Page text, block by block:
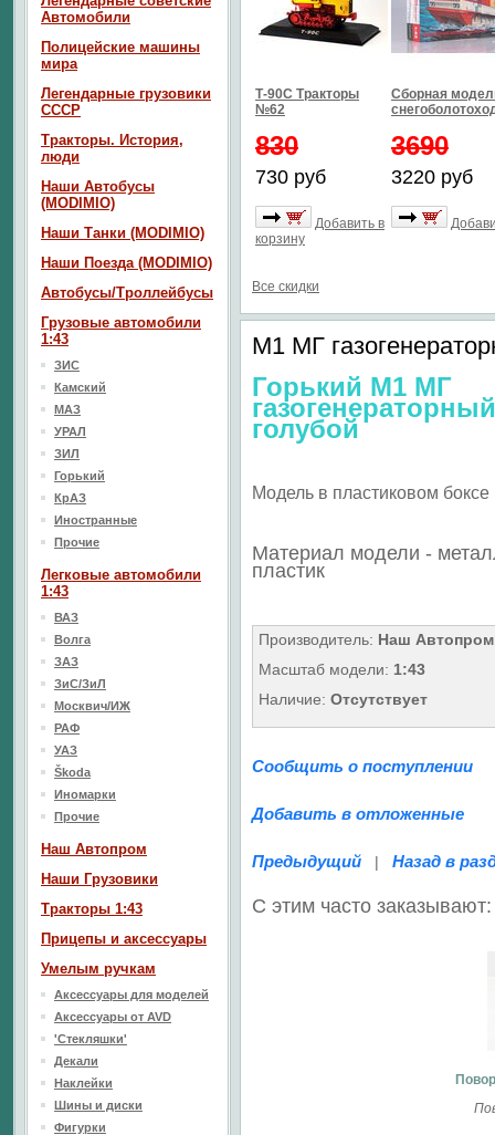
Т-90С Тракторы
№62
830
730 руб
Добавить в
корзину
Сборная
3690
3220 руб
Все скидки
М1 МГ
Горький М1 МГ
газогенераторный
голубой
Модель в пластиковом боксе
Материал модели -
пластик
Производитель: Наш Автопром
Масштаб модели: 1:43
Наличие: Отсутствует
Сообщить о поступлении
Добавить в отложенные
Предыдущий | Назад в
С этим часто заказывают:
Автомобили
Полицейские машины
мира
Легендарные грузовики
СССР
Тракторы. История,
люди
Наши Автобусы
(MODIMIO)
Наши Танки (MODIMIO)
Наши Поезда (MODIMIO)
Автобусы/Троллейбусы
Грузовые автомобили
1:43
ЗИС
Камский
МАЗ
УРАЛ
ЗИЛ
Горький
КрАЗ
Иностранные
Прочие
Легковые автомобили
1:43
ВАЗ
Волга
ЗАЗ
ЗиС/ЗиЛ
Москвич/ИЖ
РАФ
УАЗ
Škoda
Иномарки
Прочие
Наш Aвтопром
Наши Грузовики
Тракторы 1:43
Прицепы и аксессуары
Умелым ручкам
Аксессуары для моделей
Аксессуары от AVD
'Стекляшки'
Декали
Наклейки
Шины и диски
Фигурки